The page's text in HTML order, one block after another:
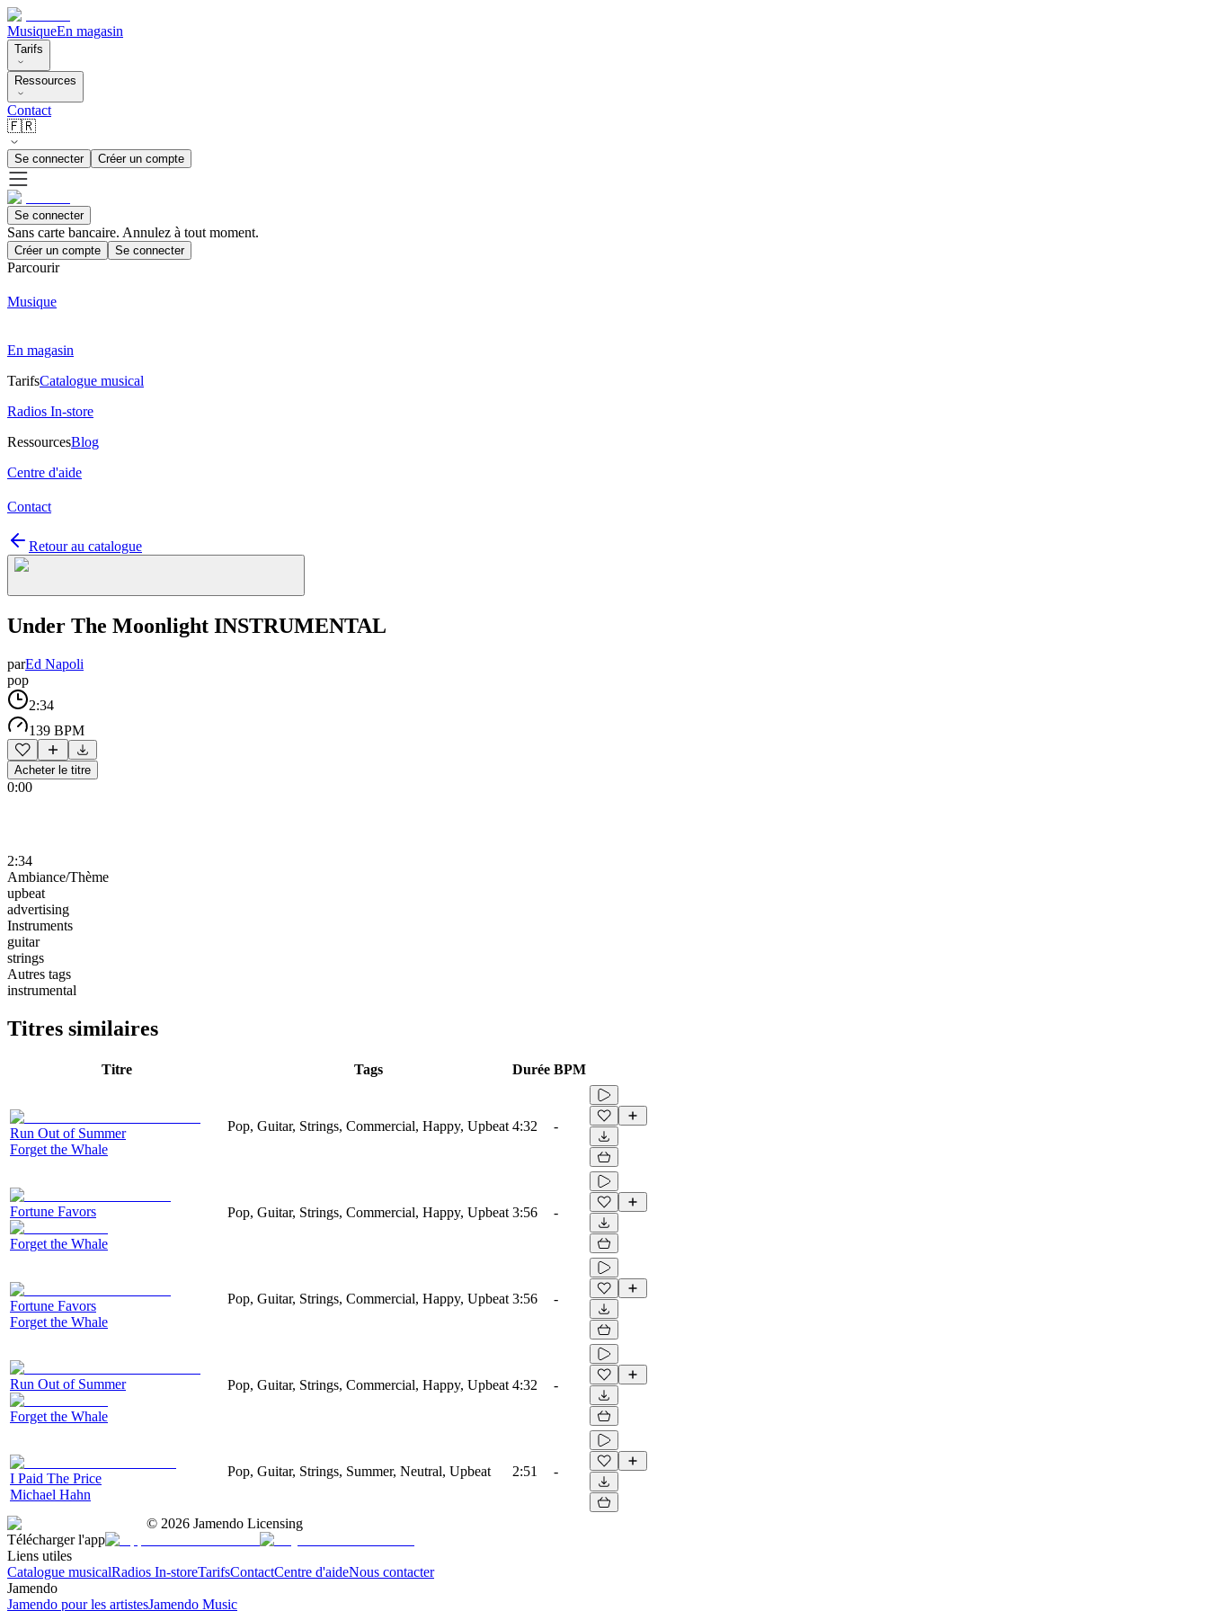
MusiqueEn magasin
Tarifs
Ressources
Contact
🇫🇷
Se connecter Créer un compte
Se connecter
Sans carte bancaire. Annulez à tout moment.
Créer un compte Se connecter
Parcourir
Musique
En magasin
TarifsCatalogue musical
Radios In-store
RessourcesBlog
Centre d'aide
Contact
Retour au catalogue
Under The Moonlight INSTRUMENTAL
parEd Napoli
pop
2:34
139 BPM
Acheter le titre
0:00
2:34
Ambiance/Thème
upbeat
advertising
Instruments
guitar
strings
Autres tags
instrumental
Titres similaires
Titre Tags Durée BPM
Run Out of Summer
Forget the Whale
Pop, Guitar, Strings, Commercial, Happy, Upbeat 4:32 -
Fortune Favors
Forget the Whale
Pop, Guitar, Strings, Commercial, Happy, Upbeat 3:56 -
Fortune Favors
Forget the Whale
Pop, Guitar, Strings, Commercial, Happy, Upbeat 3:56 -
Run Out of Summer
Forget the Whale
Pop, Guitar, Strings, Commercial, Happy, Upbeat 4:32 -
I Paid The Price
Michael Hahn
Pop, Guitar, Strings, Summer, Neutral, Upbeat 2:51 -
© 2026 Jamendo Licensing
Télécharger l'app
Liens utiles
Catalogue musicalRadios In-storeTarifsContactCentre d'aideNous contacter
Jamendo
Jamendo pour les artistesJamendo Music